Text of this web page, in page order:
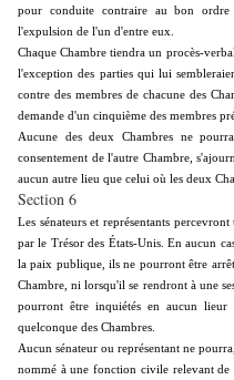
pour conduite contraire au bon
l'expulsion de l'un d'entre eux.
Chaque Chambre tiendra un procès-
l'exception des parties qui lui
contre des membres de chacune des
demande d'un cinquième des membres
Aucune des deux Chambres ne
consentement de l'autre Chambre,
aucun autre lieu que celui où les deux
Section 6
Les sénateurs et représentants
par le Trésor des États-Unis. En aucun
la paix publique, ils ne pourront être
Chambre, ni lorsqu'il se rendront à une
pourront être inquiétés en aucun
quelconque des Chambres.
Aucun sénateur ou représentant ne
nommé à une fonction civile relevant de